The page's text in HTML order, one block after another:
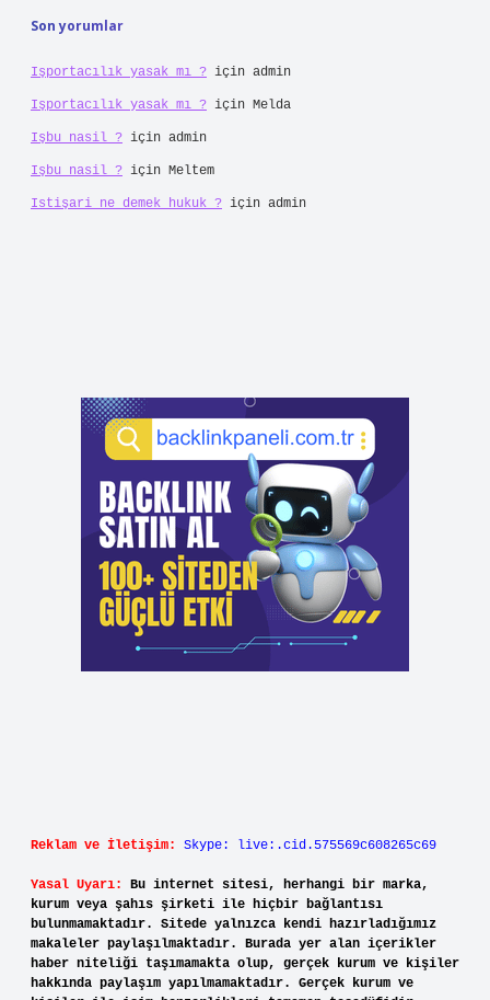
Son yorumlar
Işportacılık yasak mı ? için admin
Işportacılık yasak mı ? için Melda
Işbu nasil ? için admin
Işbu nasil ? için Meltem
Istişari ne demek hukuk ? için admin
Reklam ve İletişim: Skype: live:.cid.575569c608265c69
Yasal Uyarı:
Bu internet sitesi, herhangi bir marka,
kurum veya şahıs şirketi ile hiçbir bağlantısı
bulunmamaktadır. Sitede yalnızca kendi hazırladığımız
makaleler paylaşılmaktadır. Burada yer alan içerikler
haber niteliği taşımamakta olup, gerçek kurum ve kişiler
hakkında paylaşım yapılmamaktadır. Gerçek kurum ve